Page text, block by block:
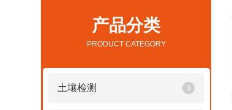
产品分类
PRODUCT CATEGORY
土壤检测